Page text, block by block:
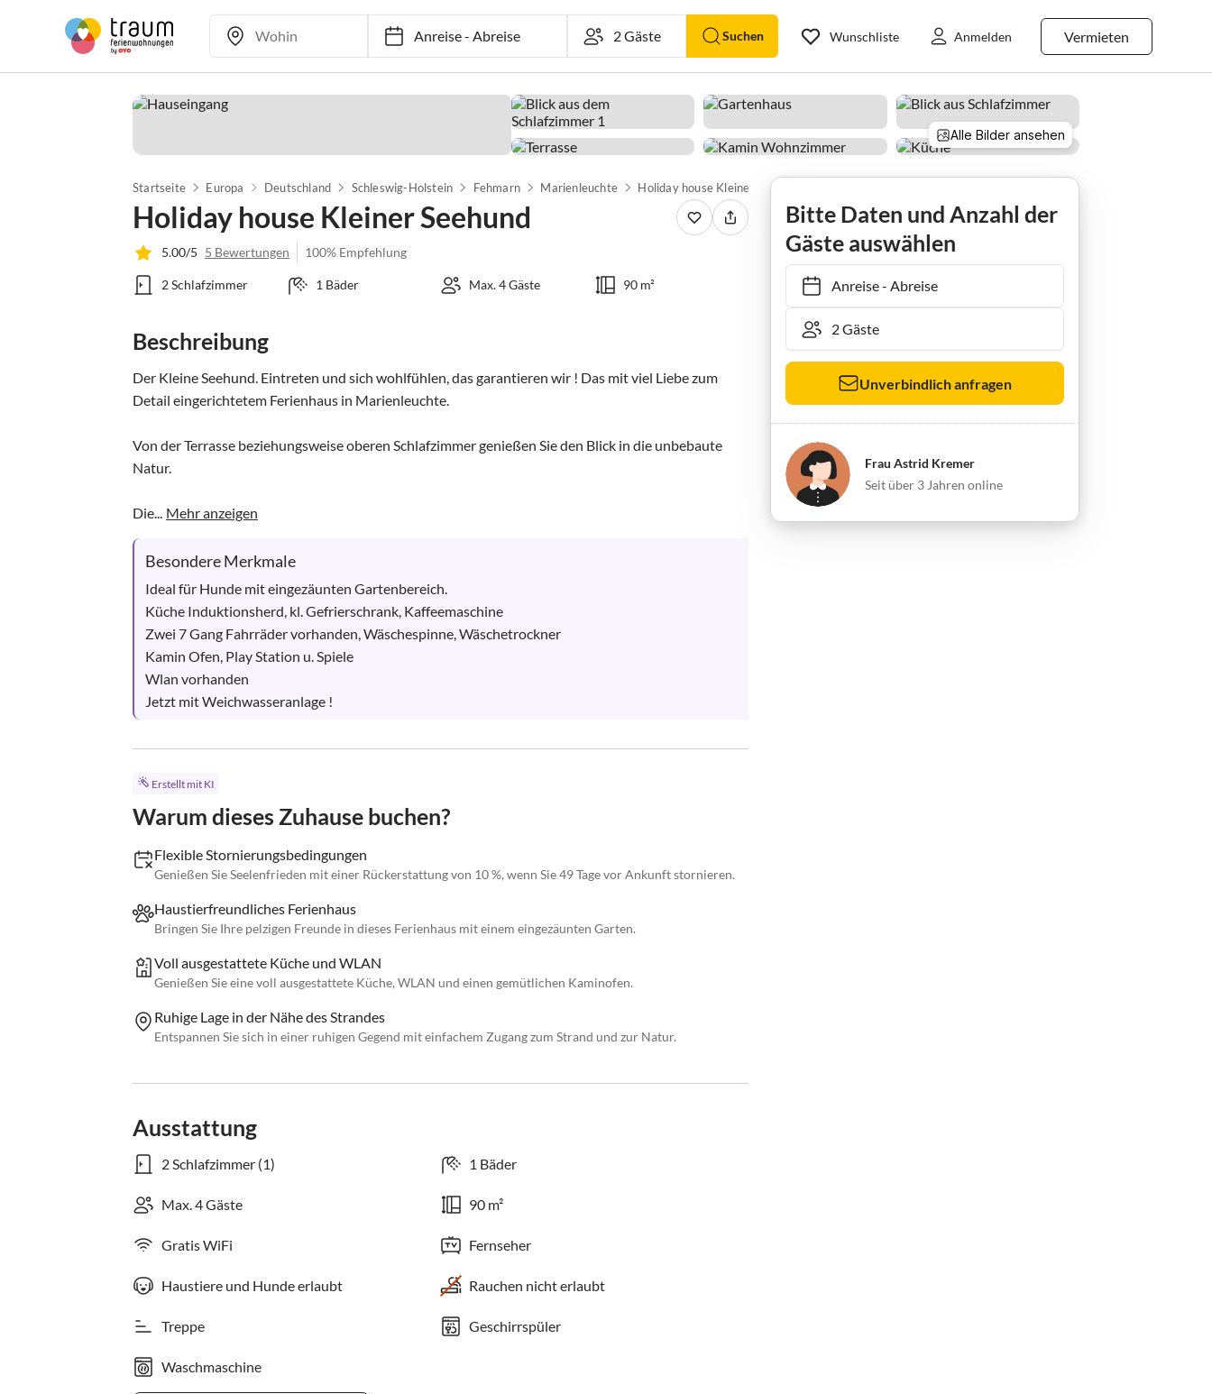
Anreise-Abreise Suchen Vermieten
Wunschliste Anmelden
Alle Bilder ansehen
Startseite Europa Deutschland Schleswig-Holstein Fehmarn Marienleuchte Holiday house Kleiner Seehund
Holiday house Kleiner Seehund
5.00/5 5 Bewertungen 100% Empfehlung
2 Schlafzimmer 1 Bäder Max. 4 Gäste 90 m²
Beschreibung
Der Kleine Seehund. Eintreten und sich wohlfühlen, das garantieren wir ! Das mit viel Liebe zum
Detail eingerichtetem Ferienhaus in Marienleuchte.
Von der Terrasse beziehungsweise oberen Schlafzimmer genießen Sie den Blick in die unbebaute
Natur.
Die... Mehr anzeigen
Besondere Merkmale
Ideal für Hunde mit eingezäunten Gartenbereich.
Küche Induktionsherd, kl. Gefrierschrank, Kaffeemaschine
Zwei 7 Gang Fahrräder vorhanden, Wäschespinne, Wäschetrockner
Kamin Ofen, Play Station u. Spiele
Wlan vorhanden
Jetzt mit Weichwasseranlage !
Erstellt mit KI
Warum dieses Zuhause buchen?
Flexible Stornierungsbedingungen
Genießen Sie Seelenfrieden mit einer Rückerstattung von 10 %, wenn Sie 49 Tage vor Ankunft stornieren.
Haustierfreundliches Ferienhaus
Bringen Sie Ihre pelzigen Freunde in dieses Ferienhaus mit einem eingezäunten Garten.
Voll ausgestattete Küche und WLAN
Genießen Sie eine voll ausgestattete Küche, WLAN und einen gemütlichen Kaminofen.
Ruhige Lage in der Nähe des Strandes
Entspannen Sie sich in einer ruhigen Gegend mit einfachem Zugang zum Strand und zur Natur.
Ausstattung
2 Schlafzimmer (1) 1 Bäder
Max. 4 Gäste 90 m²
Gratis WiFi Fernseher
Haustiere und Hunde erlaubt Rauchen nicht erlaubt
Treppe Geschirrspüler
Waschmaschine
Bitte Daten und Anzahl der
Gäste auswählen
Anreise- Abreise
Unverbindlich anfragen
Frau Astrid Kremer
Seit über 3 Jahren online